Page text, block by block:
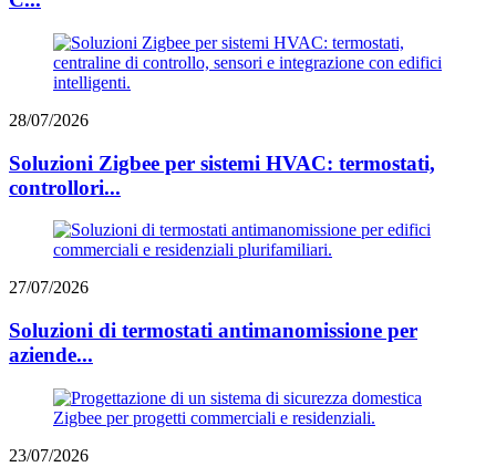
28/07/2026
Soluzioni Zigbee per sistemi HVAC: termostati,
controllori...
27/07/2026
Soluzioni di termostati antimanomissione per
aziende...
23/07/2026